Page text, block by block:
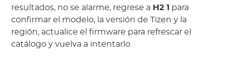
resultados, no se alarme; regrese a H2 1 para
confirmar el modelo, la versión de Tizen y la
región, actualice el firmware para refrescar el
catálogo y vuelva a intentarlo.